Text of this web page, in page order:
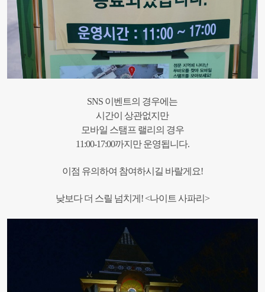
SNS 이벤트의 경우에는
시간이 상관없지만
모바일 스탬프 랠리의 경우
11:00-17:00까지만 운영됩니다.
이점 유의하여 참여하시길 바랄게요!
낮보다 더 스릴 넘치게! <나이트 사파리>